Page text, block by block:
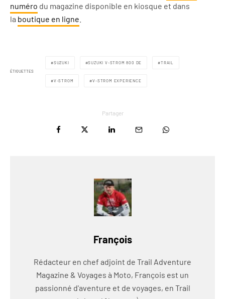
numéro du magazine disponible en kiosque et dans
la boutique en ligne
ÉTIQUETTES
SUZUKI SUZUKI V-STROM 800 DE TRAIL
V-STROM V-STROM EXPERIENCE
Partager
François
Rédacteur en chef adjoint de Trail Adventure
Magazine & Voyages à Moto, François est un
passionné d'aventure et de voyages, en Trail